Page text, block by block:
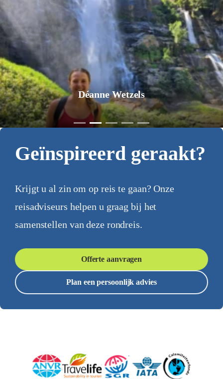
Jurgen Pol
Geïnspireerd geraakt?
Krijgt u al zin om op reis te gaan? Onze
reisadviseurs helpen u graag bij het
samenstellen van deze rondreis.
Offerte aanvragen
Plan een persoonlijk advies